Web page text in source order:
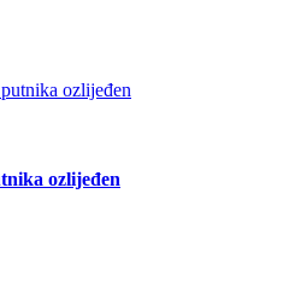
ozlijeđen